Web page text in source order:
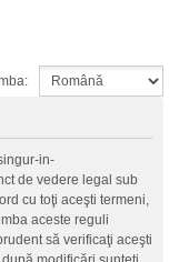
in-
de vedere legal sub
cu toţi aceşti termeni,
aceste reguli
să verificaţi aceşti